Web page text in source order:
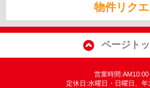
物件リクエ
ページト
営業時間
定休日:水曜日・日曜日、